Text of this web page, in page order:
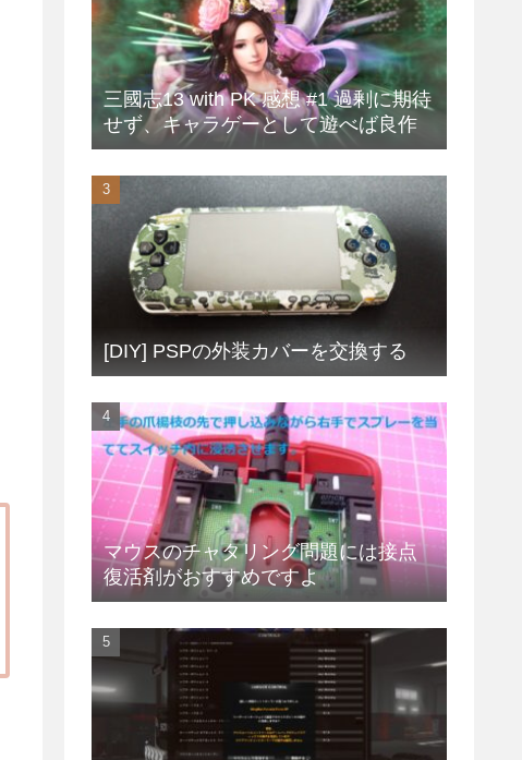
三國志13 with PK 感想 #1 過剰に期待
せず、キャラゲーとして遊べば良作
[DIY] PSPの外装カバーを交換する
マウスのチャタリング問題には接点
復活剤がおすすめですよ